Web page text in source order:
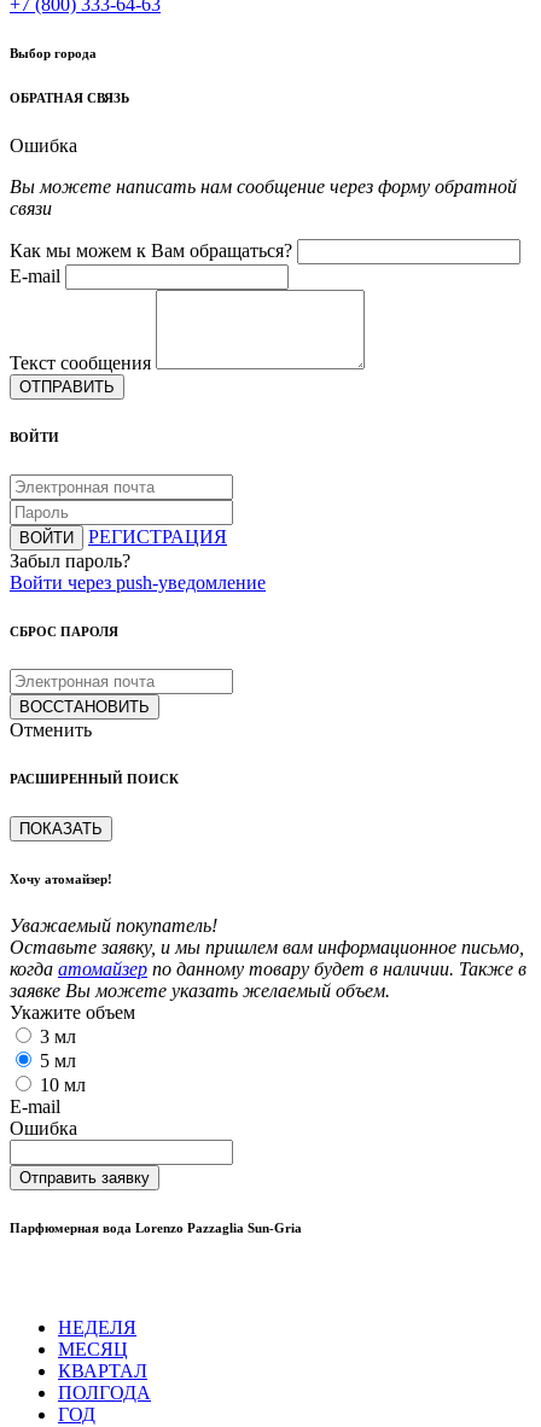
Выбор города
ОБРАТНАЯ СВЯЗЬ
Ошибка
Вы можете написать нам сообщение через форму обратной
связи
Как мы можем к Вам обращаться?
E-mail
Текст сообщения
ОТПРАВИТЬ
ВОЙТИ
ВОЙТИ
РЕГИСТРАЦИЯ
Забыл пароль?
Войти через push-уведомление
СБРОС ПАРОЛЯ
ВОССТАНОВИТЬ
Отменить
РАСШИРЕННЫЙ ПОИСК
ПОКАЗАТЬ
Хочу атомайзер!
Уважаемый покупатель!
Оставьте заявку, и мы пришлем вам информационное письмо,
когда атомайзер по данному товару будет в наличии. Также в
заявке Вы можете указать желаемый объем.
Укажите объем
3 мл
5 мл
10 мл
E-mail
Ошибка
Отправить заявку
Парфюмерная вода Lorenzo Pazzaglia Sun-Gria
НЕДЕЛЯ
МЕСЯЦ
КВАРТАЛ
ПОЛГОДА
ГОД